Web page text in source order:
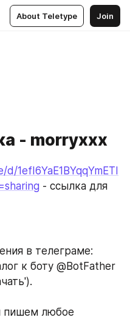
About Teletype Join
- morryxxx
1efI6YaE1BYqqYmETI
- ссылка для
в телеграме:
к боту @BotFather
пишем любое